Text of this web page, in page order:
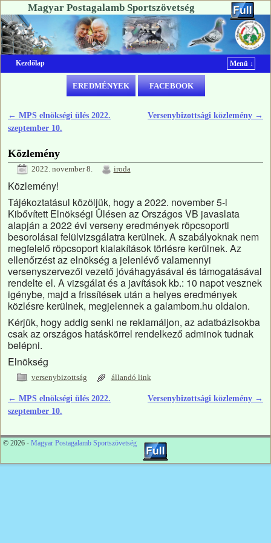
Magyar Postagalamb Sportszövetség
Kezdőlap Menü ↓
Ugrás a főtartalomra
Ugrás a másodlagos tartalomra
EREDMÉNYEK FACEBOOK
Bejegyzés navigáció
← MPS elnökségi ülés 2022.
szeptember 10.
Versenybizottsági közlemény →
Közlemény
2022. november 8. iroda
Közlemény!
Tájékoztatásul közöljük, hogy a 2022. november 5-i
Kibővített Elnökségi Ülésen az Országos VB javaslata
alapján a 2022 évi verseny eredmények röpcsoporti
besorolásai felülvizsgálatra kerülnek. A szabályoknak nem
megfelelő röpcsoport kialakítások törlésre kerülnek. Az
ellenőrzést az elnökség a jelenlévő valamennyi
versenyszervezői vezető jóváhagyásával és támogatásával
rendelte el. A vizsgálat és a javítások kb.: 10 napot vesznek
igénybe, majd a frissítések után a helyes eredmények
közlésre kerülnek, megjelennek a galambom.hu oldalon.
Kérjük, hogy addig senki ne reklamáljon, az adatbázisokba
csak az országos hatáskörrel rendelkező adminok tudnak
belépni.
Elnökség
versenybizottság állandó link
Bejegyzés navigáció
← MPS elnökségi ülés 2022.
szeptember 10.
Versenybizottsági közlemény →
© 2026 - Magyar Postagalamb Sportszövetség